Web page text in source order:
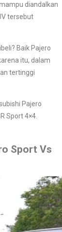
diandalkan
tersebut
Baik Pajero
itu, dalam
tertinggi
Pajero
Sport 4×4.
Sport Vs